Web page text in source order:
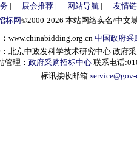
| 展会推荐| 网站导航 |
友情
标网©2000-2026 本站网络实名/中文
www.chinabidding.org.cn 中国政府采
北京中政发科学技术研究中心 政府
管理： 政府采购招标中心 联系电话
标讯接收邮箱: